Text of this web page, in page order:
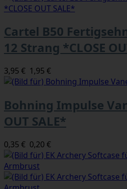
Cartel B50
12 Strang *CLOSE
3,95 € 1,95 €
Bohning Impulse
OUT SALE*
0,35 € 0,20 €